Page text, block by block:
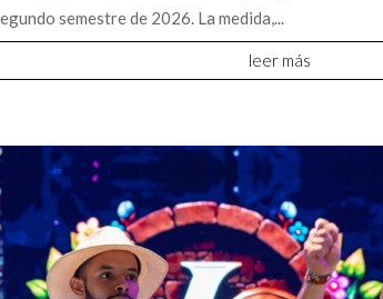
semestre de 2026. La medida,...
leer más